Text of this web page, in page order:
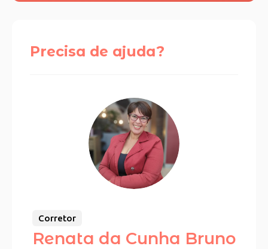
Precisa de ajuda?
Corretor
Renata da Cunha Bruno